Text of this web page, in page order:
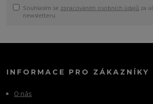
Souhlasím se zpracováním osobních údajů za
newsletteru.
INFORMACE PRO ZÁKAZNÍKY
O nás